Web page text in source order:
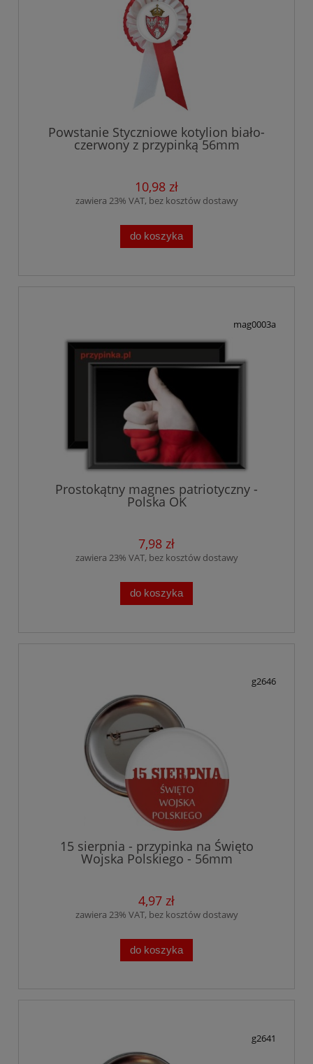
Powstanie Styczniowe kotylion biało-
czerwony z przypinką 56mm
10,98 zł
zawiera 23% VAT, bez kosztów dostawy
do koszyka
mag0003a
Prostokątny magnes patriotyczny -
Polska OK
7,98 zł
zawiera 23% VAT, bez kosztów dostawy
do koszyka
g2646
15 sierpnia - przypinka na Święto
Wojska Polskiego - 56mm
4,97 zł
zawiera 23% VAT, bez kosztów dostawy
do koszyka
g2641